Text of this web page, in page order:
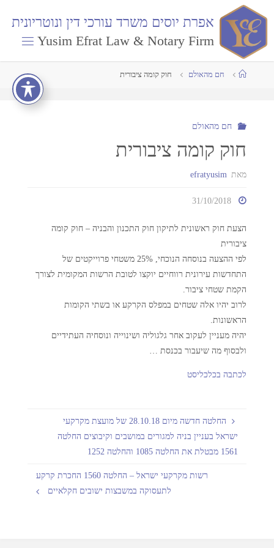
אפרת יוסים משרד עורכי דין ונוטריונית
Yusim Efrat Law & Notary Firm
חם מהאולם חוק קומה ציבורית
חם מהאולם
חוק קומה ציבורית
מאת efratyusim
31/10/2018
הצעת חוק ראשונית לתיקון חוק התכנון והבניה – חוק קומה
ציבורית
לפי ההצעה בנוסחה הנוכחי, 25% משטחי פרוייקטים של
התחדשות עירונית רווחיים יוקצו לטובת הרשות המקומית לצורך
הקמת שטחי ציבור.
לרוב יהיו אלה שטחים במפלס הקרקע או בשתי הקומות
הראשונות.
יהיה מעניין לעקוב אחר גלגוליה ושינוייה ונוסחיה העתידיים
ולבסוף מה שיעבור בכנסת …
לכתבה בכלכליסט
החלטה חדשה מיום 28.10.18 של מועצת מקרקעי
ישראל בעניין בניה למגורים במושבים וקיבוצים החלטה
1561 מבטלת את החלטה 1085 והחלטה 1252
רשות מקרקעי ישראל – החלטה 1560 החכרת קרקע
לתעסוקה במשבצות ישובים חקלאיים